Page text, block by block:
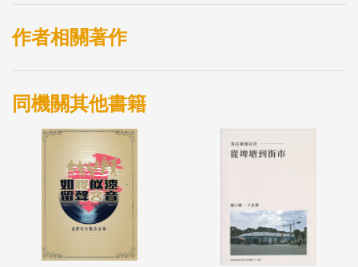
中大學部學生與研究生的參與，成功地展現了青春學
生對於故鄉文化或者本土文化的情感與反思。這在青
簡單而樂觀，正待我們這一群作者持續在生活中實
踐，又不斷地翻撿往事與遠眺未來。
作者相關著作
同機關其他書籍